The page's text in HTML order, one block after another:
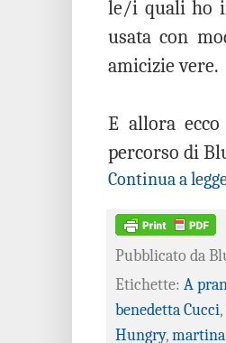
le/i quali ho
usata con
amicizie vere.
E allora
percorso di
Continua a
Pubblicato da
Etichette: A
benedetta Cucci,
Hungry,